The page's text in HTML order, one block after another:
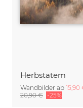
Herbstatem
Wandbilder ab 15,90
20,90 € -25%